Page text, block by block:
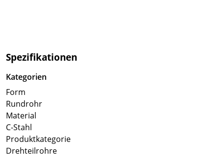
Spezifikationen
Kategorien
Form
Rundrohr
Material
C-Stahl
Produktkategorie
Drehteilrohre